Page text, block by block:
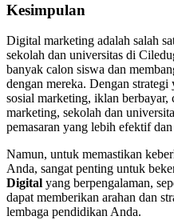
Kesimpulan
Digital marketing adalah salah
sekolah dan universitas di
banyak calon siswa dan
dengan mereka. Dengan
sosial marketing, iklan berbayar,
marketing, sekolah dan
pemasaran yang lebih efektif
Namun, untuk memastikan
Anda, sangat penting untuk
Digital yang berpengalaman,
dapat memberikan arahan dan
lembaga pendidikan Anda.